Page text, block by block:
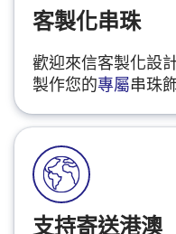
客製化串珠
歡迎來信客製化設
製作您的專屬串珠
支持寄送港澳